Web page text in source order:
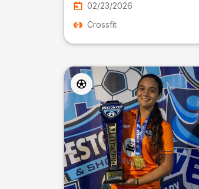
02/23/2026
Crossfit